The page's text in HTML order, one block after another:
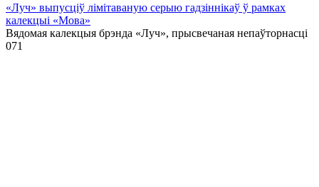
«Луч» выпусціў лiмiтаваную серыю гадзіннікаў ў рамках
калекцыі «Мова»
Вядомая калекцыя брэнда «Луч», прысвечаная непаўторнасці
071